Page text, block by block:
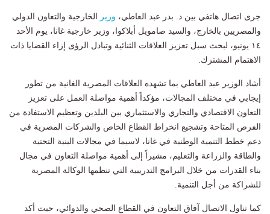
جرى اتصال هاتفي بين د. بدر عبد العاطي، وزير
الخارجية والتعاون الدولي
والمصريين بالخارج، والسيد صامويل أبلاكوا، وزير خارجية غانا، يوم الأحد
١٤ يونيو، لبحث سبل تعزيز العلاقات الثنائية وتبادل الرؤى إزاء القضايا ذات
الاهتمام المشترك.
أشاد الوزير عبد العاطي بما تشهده العلاقات المصرية الغانية من تطور
إيجابي في مختلف المجالات، مؤكداً أهمية مواصلة العمل على تعزيز
التعاون الاقتصادي والتجاري والاستثماري بين البلدين وتعظيم الاستفادة من
الفرص المتاحة وتشجيع انخراط القطاع الخاص والشركات المصرية في
دعم خطط التنمية الوطنية في غانا، لاسيما في مجالات البنية التحتية
والطاقة والزراعة والتعليم، مشيراً إلى أهمية مواصلة التعاون في مجال
بناء القدرات من خلال البرامج التدريبية التي تنظمها الوكالة المصرية
للشراكة من أجل التنمية.
كما تناول الاتصال آفاق التعاون في القطاع الصحي والدوائي، حيث أكد